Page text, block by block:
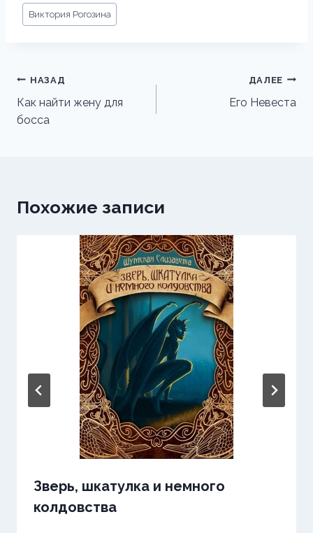
Метки
записи:
Виктория Рогозина
Навигация
по
записям
НАЗАД
Как найти жену для
босса
ДАЛЕЕ
Его Невеста
Похожие записи
Зверь, шкатулка и немного
колдовства